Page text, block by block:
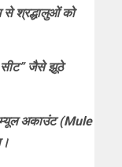
से श्रद्धालुओं को
सीट” जैसे झूठे
म्यूल अकाउंट (Mule